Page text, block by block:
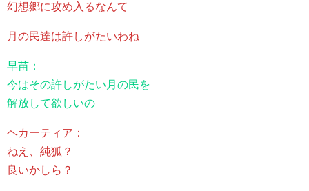
幻想郷に攻め入るなんて
月の民達は許しがたいわね
早苗：
今はその許しがたい月の民を
解放して欲しいの
ヘカーティア：
ねえ、純狐？
良いかしら？